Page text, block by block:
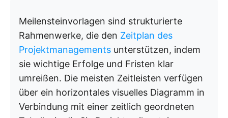
Meilensteinvorlagen sind strukturierte
Rahmenwerke, die den Zeitplan des
Projektmanagements unterstützen, indem
sie wichtige Erfolge und Fristen klar
umreißen. Die meisten Zeitleisten verfügen
über ein horizontales visuelles Diagramm in
Verbindung mit einer zeitlich geordneten